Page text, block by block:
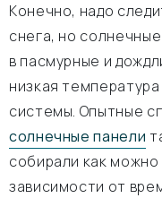
Конечно, надо
снега, но
в пасмурные и
низкая
системы. Опытные
солнечные панели
собирали как
зависимости от